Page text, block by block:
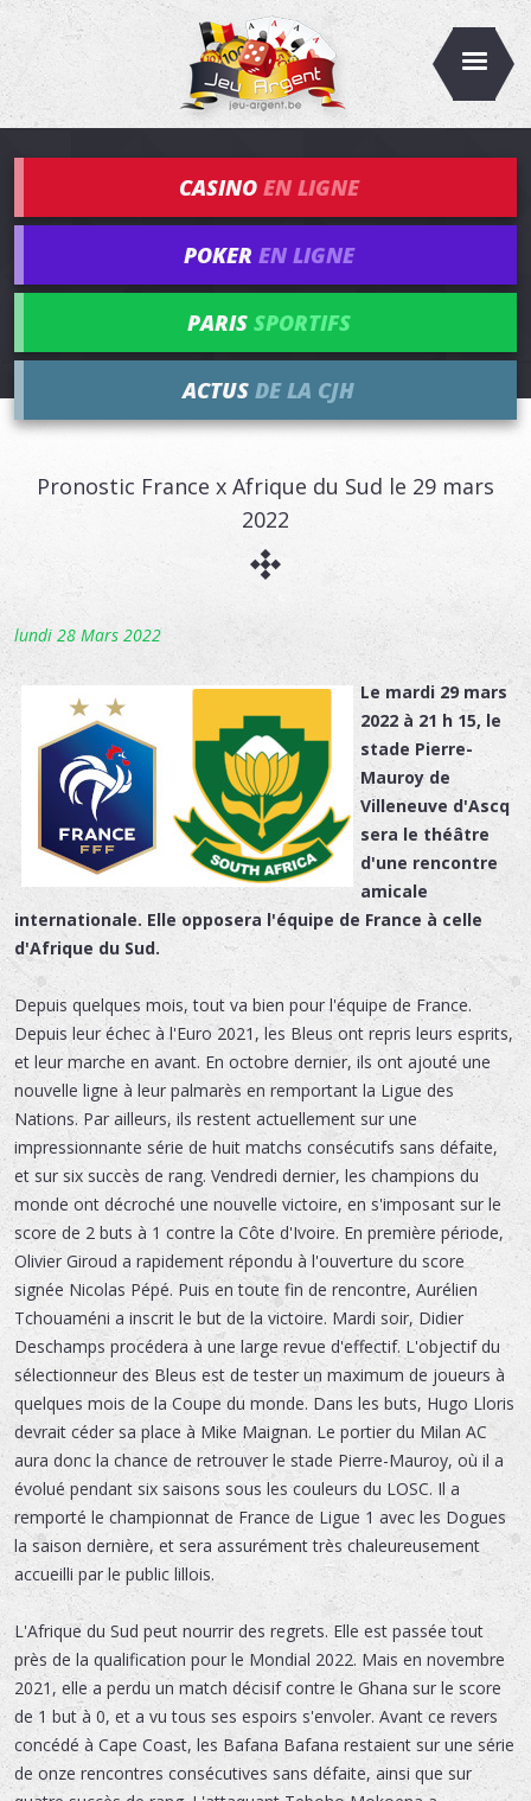
CASINO EN LIGNE
POKER EN LIGNE
PARIS SPORTIFS
ACTUS DE LA CJH
Pronostic France x Afrique du Sud le 29 mars
2022
lundi 28 Mars 2022
Le mardi 29 mars
2022 à 21 h 15, le
stade Pierre-
Mauroy de
Villeneuve d'Ascq
sera le théâtre
d'une rencontre
amicale
internationale. Elle opposera l'équipe de France à celle
d'Afrique du Sud.
Depuis quelques mois, tout va bien pour l'équipe de France.
Depuis leur échec à l'Euro 2021, les Bleus ont repris leurs esprits,
et leur marche en avant. En octobre dernier, ils ont ajouté une
nouvelle ligne à leur palmarès en remportant la Ligue des
Nations. Par ailleurs, ils restent actuellement sur une
impressionnante série de huit matchs consécutifs sans défaite,
et sur six succès de rang. Vendredi dernier, les champions du
monde ont décroché une nouvelle victoire, en s'imposant sur le
score de 2 buts à 1 contre la Côte d'Ivoire. En première période,
Olivier Giroud a rapidement répondu à l'ouverture du score
signée Nicolas Pépé. Puis en toute fin de rencontre, Aurélien
Tchouaméni a inscrit le but de la victoire. Mardi soir, Didier
Deschamps procédera à une large revue d'effectif. L'objectif du
sélectionneur des Bleus est de tester un maximum de joueurs à
quelques mois de la Coupe du monde. Dans les buts, Hugo Lloris
devrait céder sa place à Mike Maignan. Le portier du Milan AC
aura donc la chance de retrouver le stade Pierre-Mauroy, où il a
évolué pendant six saisons sous les couleurs du LOSC. Il a
remporté le championnat de France de Ligue 1 avec les Dogues
la saison dernière, et sera assurément très chaleureusement
accueilli par le public lillois.
L'Afrique du Sud peut nourrir des regrets. Elle est passée tout
près de la qualification pour le Mondial 2022. Mais en novembre
2021, elle a perdu un match décisif contre le Ghana sur le score
de 1 but à 0, et a vu tous ses espoirs s'envoler. Avant ce revers
concédé à Cape Coast, les Bafana Bafana restaient sur une série
de onze rencontres consécutives sans défaite, ainsi que sur